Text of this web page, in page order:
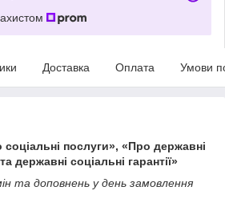
Доставка Оплата Умови
послуги», «Про державні
державні соціальні гарантії»
та доповнень у день замовлення